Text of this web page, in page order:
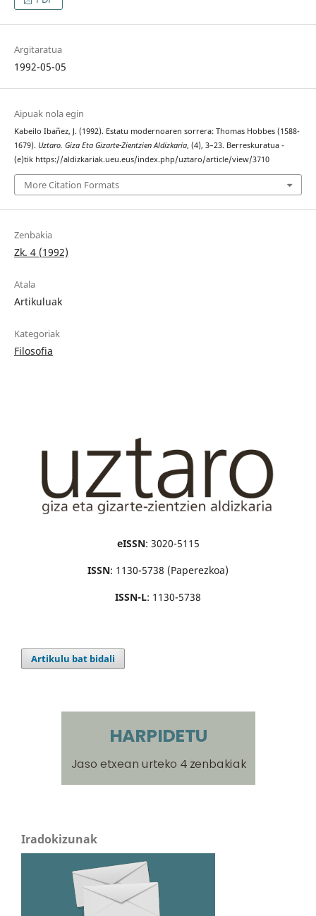
Argitaratua
1992-05-05
Aipuak nola egin
Kabeilo Ibañez, J. (1992). Estatu modernoaren sorrera: Thomas Hobbes (1588-
1679). Uztaro. Giza Eta Gizarte-Zientzien Aldizkaria, (4), 3–23. Berreskuratua -
(e)tik https://aldizkariak.ueu.eus/index.php/uztaro/article/view/3710
More Citation Formats
Zenbakia
Zk. 4 (1992)
Atala
Artikuluak
Kategoriak
Filosofia
eISSN: 3020-5115
ISSN: 1130-5738 (Paperezkoa)
ISSN-L: 1130-5738
Artikulu bat bidali
Iradokizunak